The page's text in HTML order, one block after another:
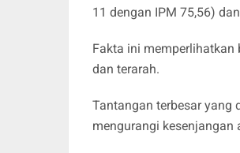
11 dengan IPM 75,56)
Fakta ini memperlihatkan
dan terarah.
Tantangan terbesar yang
mengurangi kesenjangan